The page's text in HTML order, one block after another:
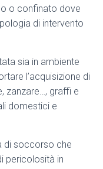
o confinato dove
di intervento
sia in ambiente
l’acquisizione di
zanzare…, graffi e
domestici e
di soccorso che
pericolosità in